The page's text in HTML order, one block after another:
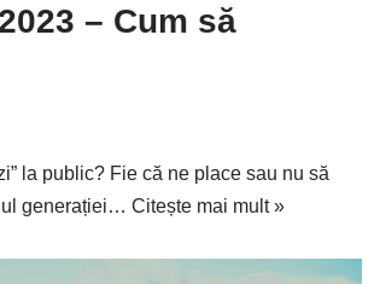
– Cum să
la public? Fie că ne place sau nu să
generației… Citește mai mult »